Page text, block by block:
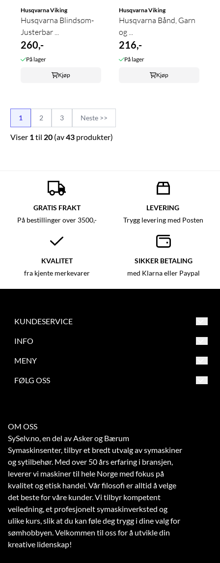
Husqvarna Viking
Husqvarna Blindsøm-
Justerbar ...
260,-
På lager
Kjøp
Husqvarna Viking
Husqvarna Bånd, Garn
og ...
216,-
På lager
Kjøp
1 2 3 Neste >>
Viser 1 til 20 (av43 produkter)
GRATIS FRAKT
På bestillinger over 3500,-
LEVERING
Trygg levering med Posten
KVALITET
fra kjente merkevarer
SIKKER BETALING
med Klarna eller Paypal
KUNDESERVICE
noreply@symaskinsenter.no
INFO
Kontakt oss
MENY
Verksted
Kontakt oss
FØLG OSS
OM OSS
SySelv.no, en del av Asker og Bærum
Symaskinsenter, tilbyr et bredt utvalg av symaskiner
og sytilbehør. Med over 50 års erfaring i bransjen,
leverer vi maskiner til hele Norge med fokus på
kvalitet og etisk handel. Vår filosofi er alltid å velge
det beste for våre kunder. Vi tilbyr kompetent
veiledning, et profesjonelt symaskinverksted og
ulike kurs, slik at du kan føle deg trygg i dine valg for
sømhobbyen. Velkommen til oss for å utvikle din
kreative lidenskap!